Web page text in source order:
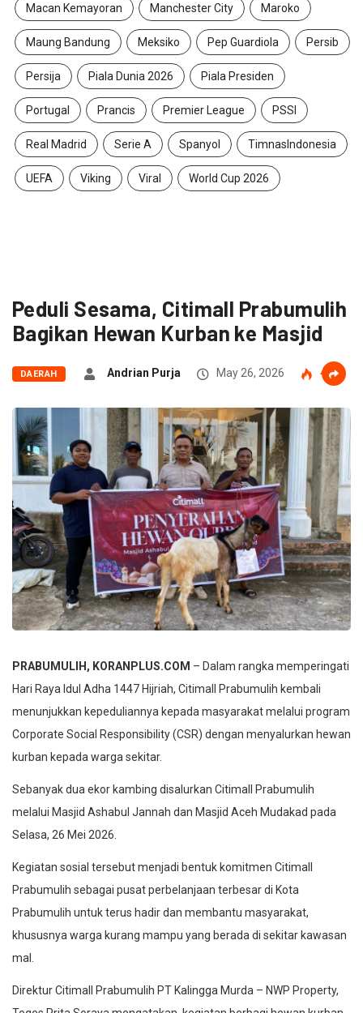
Macan Kemayoran Manchester City Maroko
Maung Bandung Meksiko Pep Guardiola Persib
Persija Piala Dunia 2026 Piala Presiden
Portugal Prancis Premier League PSSI
Real Madrid Serie A Spanyol TimnasIndonesia
UEFA Viking Viral World Cup 2026
Peduli Sesama, Citimall Prabumulih
Bagikan Hewan Kurban ke Masjid
DAERAH Andrian Purja May 26, 2026 41
PRABUMULIH, KORANPLUS.COM – Dalam rangka memperingati
Hari Raya Idul Adha 1447 Hijriah, Citimall Prabumulih kembali
menunjukkan kepeduliannya kepada masyarakat melalui program
Corporate Social Responsibility (CSR) dengan menyalurkan hewan
kurban kepada warga sekitar.
Sebanyak dua ekor kambing disalurkan Citimall Prabumulih
melalui Masjid Ashabul Jannah dan Masjid Aceh Mudakad pada
Selasa, 26 Mei 2026.
Kegiatan sosial tersebut menjadi bentuk komitmen Citimall
Prabumulih sebagai pusat perbelanjaan terbesar di Kota
Prabumulih untuk terus hadir dan membantu masyarakat,
khususnya warga kurang mampu yang berada di sekitar kawasan
mal.
Direktur Citimall Prabumulih PT Kalingga Murda – NWP Property,